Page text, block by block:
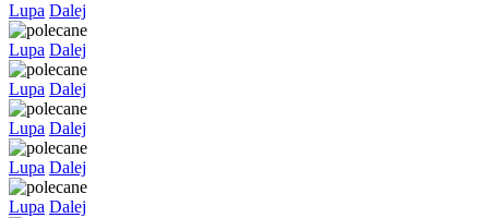
Lupa Dalej
Lupa Dalej
Lupa Dalej
Lupa Dalej
Lupa Dalej
Lupa Dalej